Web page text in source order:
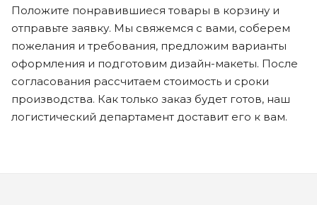
Положите понравившиеся товары в корзину и
отправьте заявку. Мы свяжемся с вами, соберем
пожелания и требования, предложим варианты
оформления и подготовим дизайн-макеты. После
согласования рассчитаем стоимость и сроки
производства. Как только заказ будет готов, наш
логистический департамент доставит его к вам.